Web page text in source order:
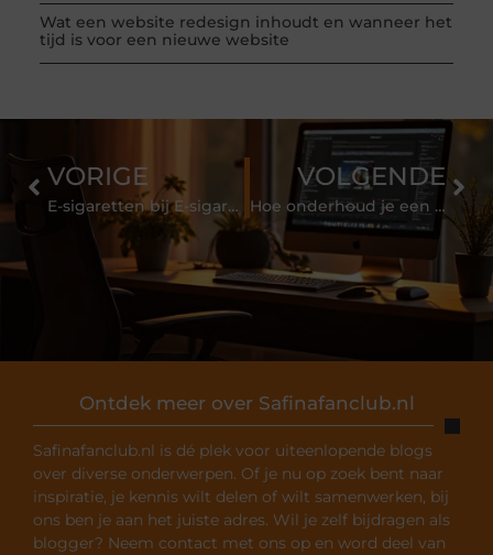
Wat een website redesign inhoudt en wanneer het
tijd is voor een nieuwe website
Ontdek meer over Safinafanclub.nl
Safinafanclub.nl is dé plek voor uiteenlopende blogs
over diverse onderwerpen. Of je nu op zoek bent naar
inspiratie, je kennis wilt delen of wilt samenwerken, bij
ons ben je aan het juiste adres. Wil je zelf bijdragen als
blogger? Neem contact met ons op en word deel van
VORIGE
E-sigaretten bij E-sigaret solutions
VOLGENDE
Hoe onderhoud je een hottub?